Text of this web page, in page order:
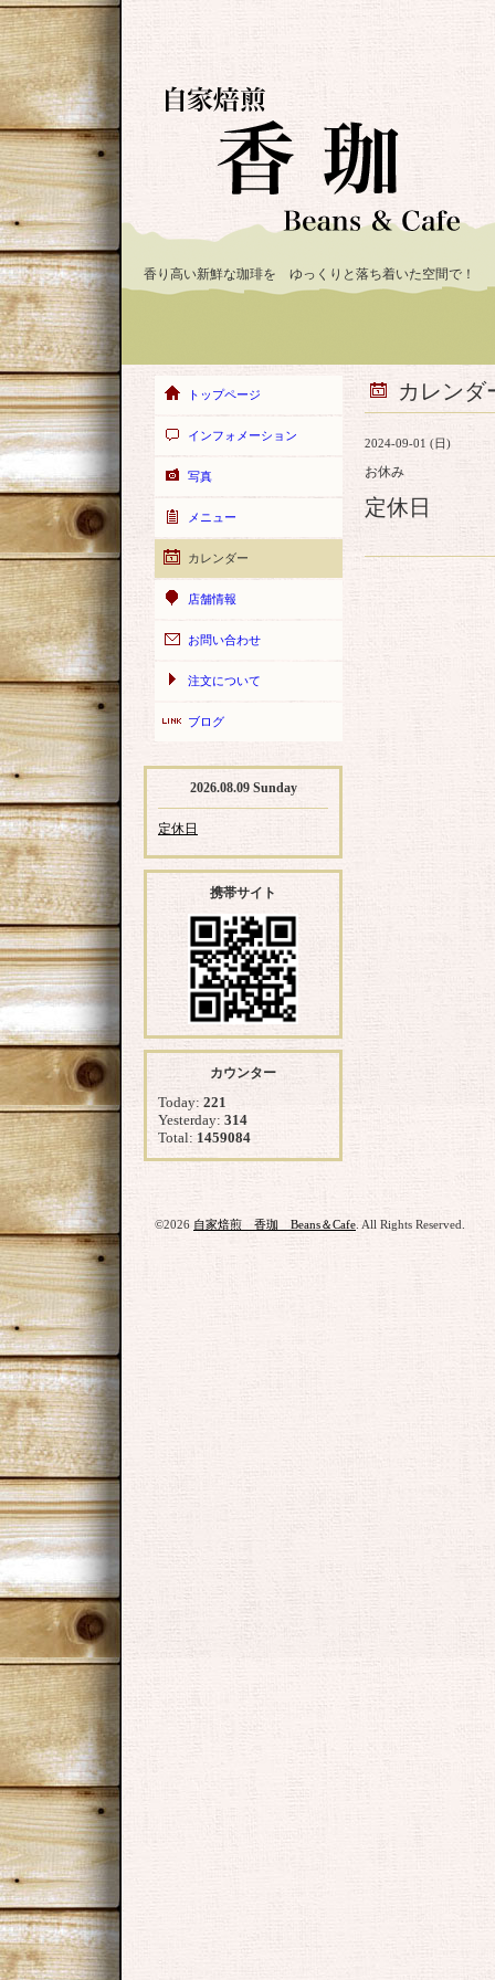
香り高い新鮮な珈琲を ゆっくりと落ち着いた空間で！
カレンダ
2024-09-01 (日)
お休み
定休日
トップページ
インフォメーション
写真
メニュー
カレンダー
店舗情報
お問い合わせ
注文について
ブログ
2026.08.09 Sunday
定休日
携帯サイト
カウンター
Today: 221
Yesterday: 314
Total: 1459084
©2026 自家焙煎 香珈 Beans＆Cafe . All Rights Reserved.